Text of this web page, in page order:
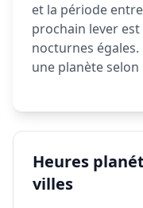
et la période
prochain lever
nocturnes
une planète
Heures
villes